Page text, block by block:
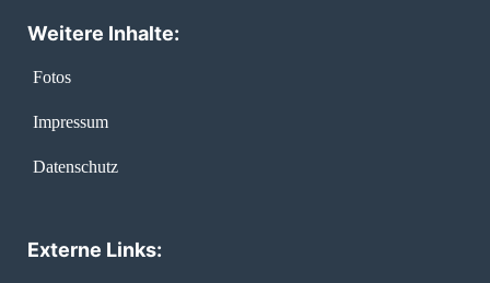
Weitere Inhalte:
Fotos
Impressum
Datenschutz
Externe Links: